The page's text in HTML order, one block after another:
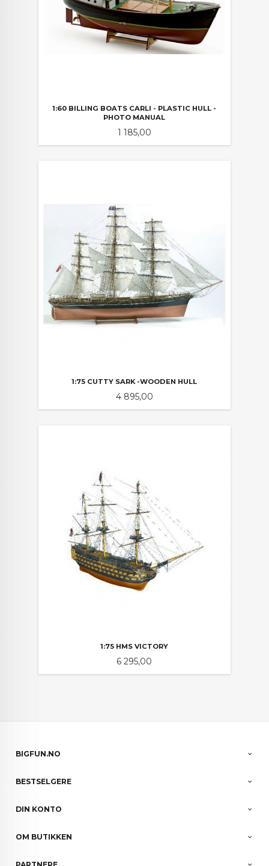
1:60 BILLING BOATS CARLI - PLASTIC HULL -
PHOTO MANUAL
Pris
1 185,00
1:75 CUTTY SARK -WOODEN HULL
Pris
4 895,00
1:75 HMS VICTORY
Pris
6 295,00
BIGFUN.NO
BESTSELGERE
DIN KONTO
OM BUTIKKEN